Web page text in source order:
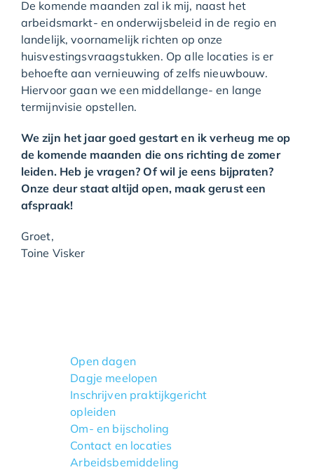
De komende maanden zal ik mij, naast het
arbeidsmarkt- en onderwijsbeleid in de regio en
landelijk, voornamelijk richten op onze
huisvestingsvraagstukken. Op alle locaties is er
behoefte aan vernieuwing of zelfs nieuwbouw.
Hiervoor gaan we een middellange- en lange
termijnvisie opstellen.
We zijn het jaar goed gestart en ik verheug me op
de komende maanden die ons richting de zomer
leiden. Heb je vragen? Of wil je eens bijpraten?
Onze deur staat altijd open, maak gerust een
afspraak!
Groet,
Toine Visker
Open dagen
Dagje meelopen
Inschrijven praktijkgericht
opleiden
Om- en bijscholing
Contact en locaties
Arbeidsbemiddeling